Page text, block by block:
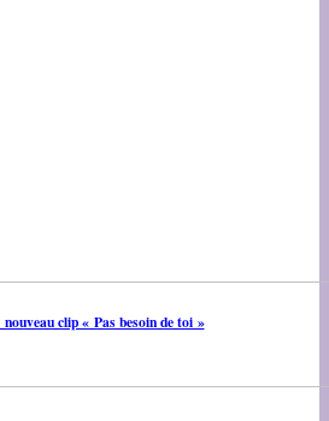
clip « Pas besoin de toi »